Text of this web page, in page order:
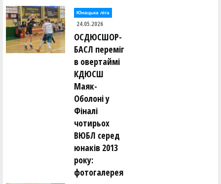
Юнацька ліга
24.05.2026
ОСДЮСШОР-
БАСЛ переміг
в овертаймі
КДЮСШ
Маяк-
Оболоні у
Фіналі
чотирьох
ВЮБЛ серед
юнаків 2013
року:
фотогалерея